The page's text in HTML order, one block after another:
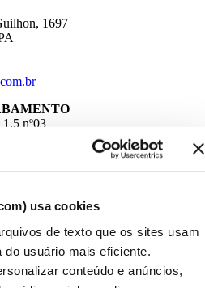
usa cookies
de texto que os sites usam
usuário mais eficiente.
conteúdo e anúncios,
1697
nº03
EM ESQUADRIAS E